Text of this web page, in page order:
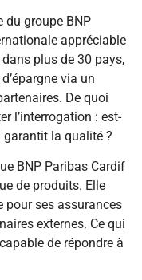
du groupe BNP
appréciable
plus de 30 pays,
via un
De quoi
l’interrogation : est-
la qualité ?
BNP Paribas Cardif
de produits. Elle
pour ses assurances
externes. Ce qui
de répondre à